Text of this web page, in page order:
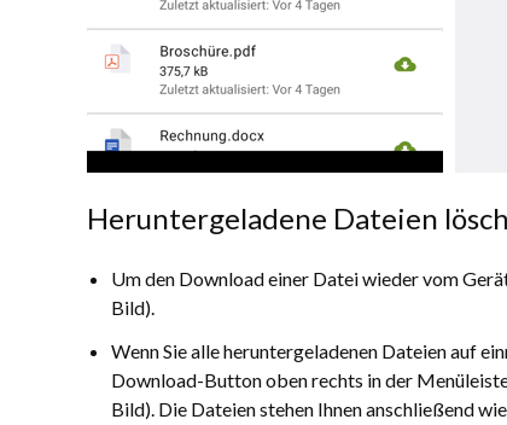
Heruntergeladene Dateien
Um den Download einer Datei wieder vom
Bild).
Wenn Sie alle heruntergeladenen Dateien auf
Download-Button oben rechts in der
Bild). Die Dateien stehen Ihnen anschließend